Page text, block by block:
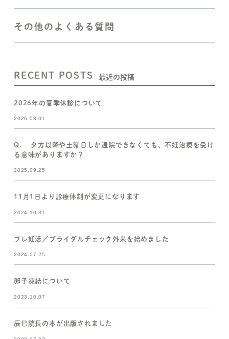
その他のよくある質問
RECENT POSTS 最近の投稿
2026年の夏季休診について
2026.08.01
Q. 夕方以降や土曜日しか通院できなくても、不妊治療を受け
る意味がありますか？
2025.09.25
11月1日より診療体制が変更になります
2024.10.31
プレ妊活／ブライダルチェック外来を始めました
2024.07.25
卵子凍結について
2023.10.07
辰巳院長の本が出版されました